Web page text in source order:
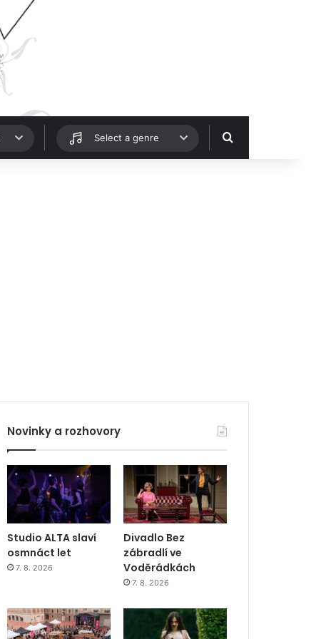
Select a genre Hledat
Novinky a rozhovory
Studio ALTA slaví
osmnáct let
7. 8. 2026
Divadlo Bez
zábradlí ve
Voděrádkách
7. 8. 2026